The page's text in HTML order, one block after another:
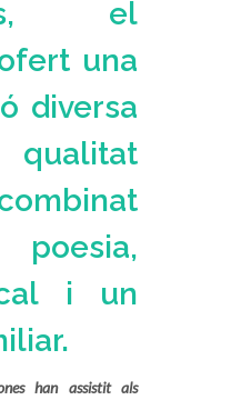
el
una
diversa
i un
han assistit als